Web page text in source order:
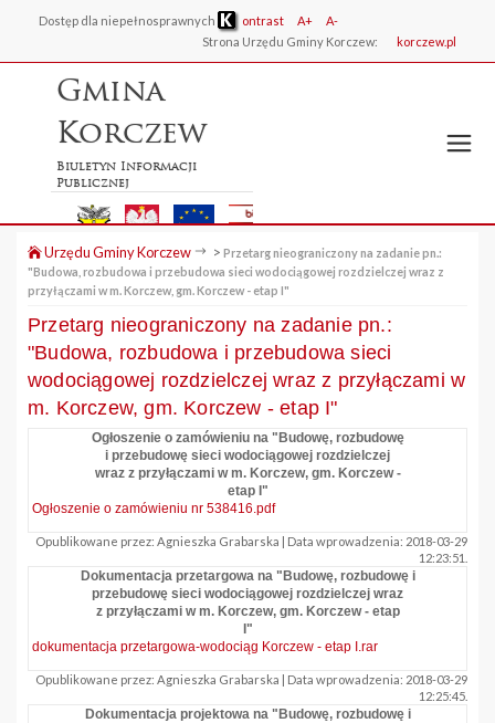
Dostęp dla niepełnosprawnych ontrast A+
A-
Strona Urzędu Gminy Korczew:
korczew.pl
Gmina
Korczew
Biuletyn Informacji
Publicznej
Urzędu Gminy Korczew > Przetarg nieograniczony na zadanie pn.:
"Budowa, rozbudowa i przebudowa sieci wodociągowej rozdzielczej wraz z
przyłączami w m. Korczew, gm. Korczew - etap I"
Przetarg nieograniczony na zadanie pn.:
"Budowa, rozbudowa i przebudowa sieci
wodociągowej rozdzielczej wraz z przyłączami w
m. Korczew, gm. Korczew - etap I"
Ogłoszenie o zamówieniu na "Budowę, rozbudowę
i przebudowę sieci wodociągowej rozdzielczej
wraz z przyłączami w m. Korczew, gm. Korczew -
etap I"
Ogłoszenie o zamówieniu nr 538416.pdf
Opublikowane przez: Agnieszka Grabarska | Data wprowadzenia: 2018-03-29
12:23:51.
Dokumentacja przetargowa na "Budowę, rozbudowę i
przebudowę sieci wodociągowej rozdzielczej wraz
z przyłączami w m. Korczew, gm. Korczew - etap
I"
dokumentacja przetargowa-wodociąg Korczew - etap I.rar
Opublikowane przez: Agnieszka Grabarska | Data wprowadzenia: 2018-03-29
12:25:45.
Dokumentacja projektowa na "Budowę, rozbudowę i